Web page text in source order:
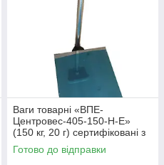
Ваги товарні «ВПЕ-
Центровес-405-150-Н-Е»
(150 кг, 20 г) сертифіковані з
поверкою
Готово до відправки